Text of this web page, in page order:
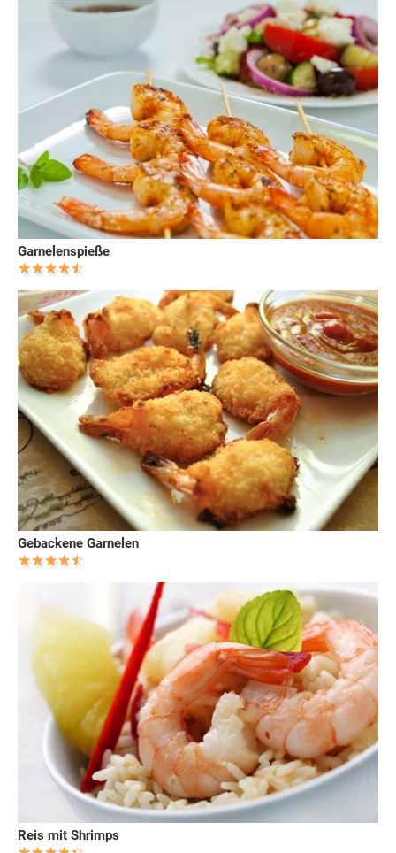
Garnelenspieße
Gebackene Garnelen
Reis mit Shrimps